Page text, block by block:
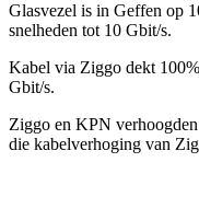
Glasvezel is in Geffen op
snelheden tot 10 Gbit/s.
Kabel via Ziggo dekt
Gbit/s.
Ziggo en KPN
die kabelverhoging van